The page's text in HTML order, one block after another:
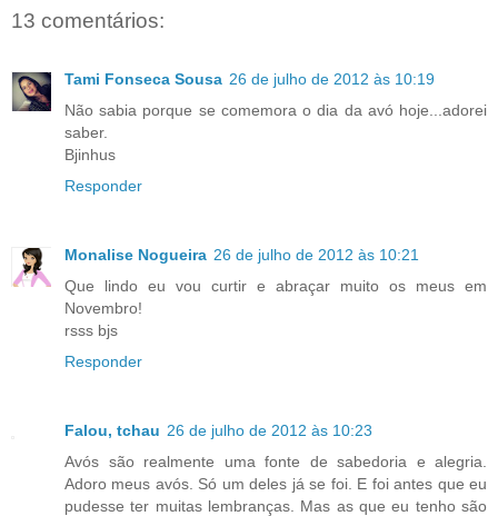
13 comentários:
Tami Fonseca Sousa 26 de julho de 2012 às 10:19
Não sabia porque se comemora o dia da avó hoje...adorei
saber.
Bjinhus
Responder
Monalise Nogueira 26 de julho de 2012 às 10:21
Que lindo eu vou curtir e abraçar muito os meus em
Novembro!
rsss bjs
Responder
Falou, tchau 26 de julho de 2012 às 10:23
Avós são realmente uma fonte de sabedoria e alegria.
Adoro meus avós. Só um deles já se foi. E foi antes que eu
pudesse ter muitas lembranças. Mas as que eu tenho são